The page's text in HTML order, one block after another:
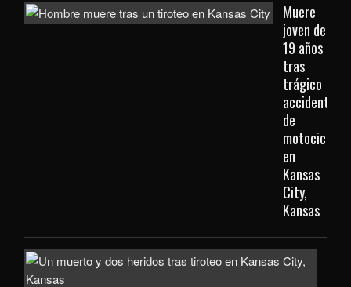
Muere
joven de
19 años
tras
trágico
accidente
de
motocicleta
en
Kansas
City,
Kansas